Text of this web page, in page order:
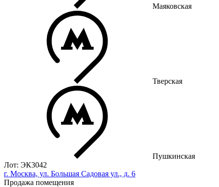
Маяковская
Тверская
Пушкинская
Лот: ЭК3042
г. Москва, ул. Большая Садовая ул., д. 6
Продажа помещения